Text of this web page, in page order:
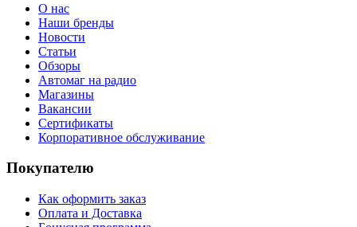
О нас
Наши бренды
Новости
Статьи
Обзоры
Автомаг на радио
Магазины
Вакансии
Сертификаты
Корпоративное обслуживание
Покупателю
Как оформить заказ
Оплата и Доставка